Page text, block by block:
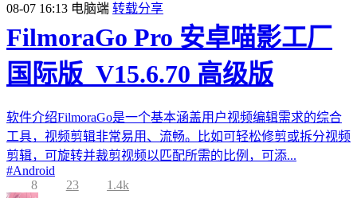
08-07 16:13 电脑端 转载分享
FilmoraGo Pro 安卓喵影工厂
国际版_V15.6.70 高级版
软件介绍FilmoraGo是一个基本涵盖用户视频编辑需求的综合
工具，视频剪辑非常易用、流畅。比如可轻松修剪或拆分视频
剪辑，可旋转并裁剪视频以匹配所需的比例，可添...
#Android
8
23 1.4k